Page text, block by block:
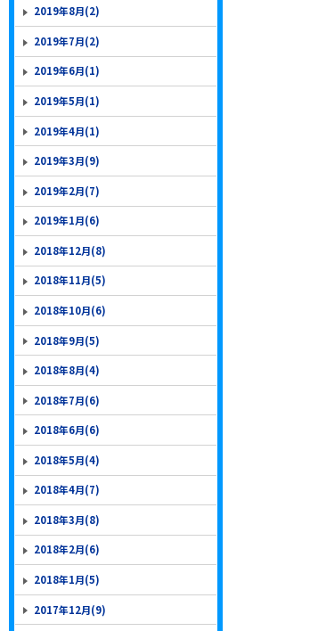
2019年8月(2)
2019年7月(2)
2019年6月(1)
2019年5月(1)
2019年4月(1)
2019年3月(9)
2019年2月(7)
2019年1月(6)
2018年12月(8)
2018年11月(5)
2018年10月(6)
2018年9月(5)
2018年8月(4)
2018年7月(6)
2018年6月(6)
2018年5月(4)
2018年4月(7)
2018年3月(8)
2018年2月(6)
2018年1月(5)
2017年12月(9)